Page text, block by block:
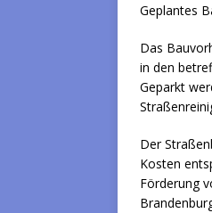
Geplantes
Das
in den
Geparkt
Der
Kosten
Förderung